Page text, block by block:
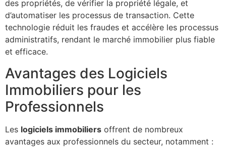
des propriétés, de vérifier la propriété légale, et
d’automatiser les processus de transaction. Cette
technologie réduit les fraudes et accélère les processus
administratifs, rendant le marché immobilier plus fiable
et efficace.
Avantages des Logiciels
Immobiliers pour les
Professionnels
Les logiciels immobiliers offrent de nombreux
avantages aux professionnels du secteur, notamment :